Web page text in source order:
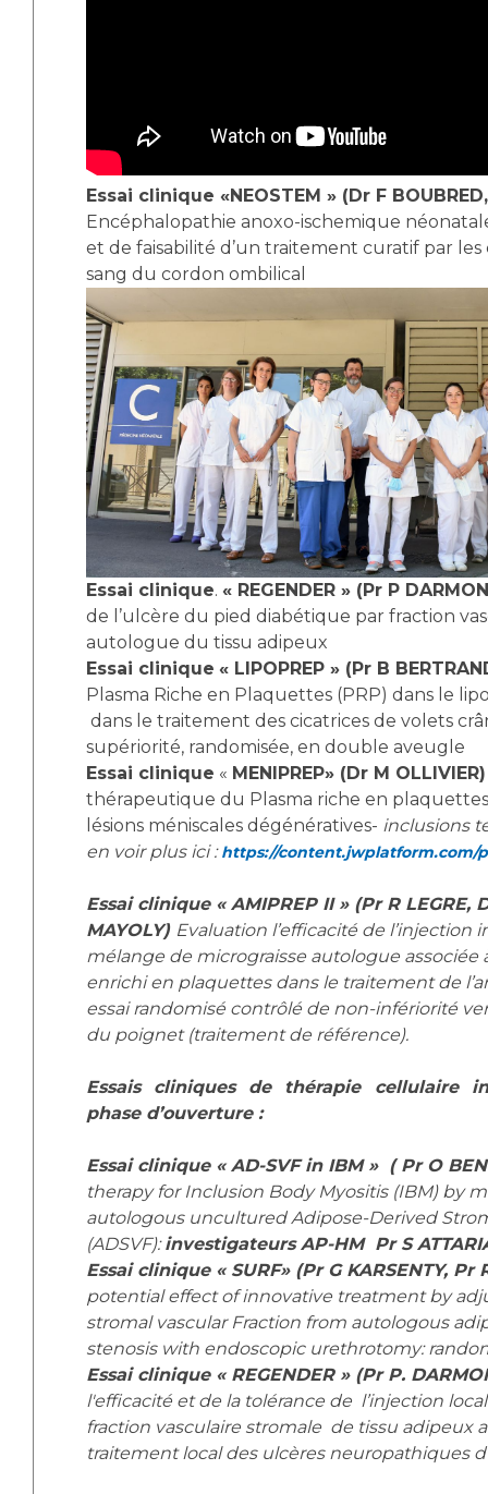
Essai clinique «NEOSTEM » (Dr F
Encéphalopathie anoxo-ischemique
et de faisabilité d’un traitement curatif par
sang du cordon ombilical
Essai clinique. « REGENDER » (Pr P
de l’ulcère du pied diabétique par fraction
autologue du tissu adipeux
Essai clinique « LIPOPREP » (Pr B
Plasma Riche en Plaquettes (PRP) dans le
dans le traitement des cicatrices de volets
supériorité, randomisée, en double aveugle
Essai clinique « MENIPREP» (Dr M
thérapeutique du Plasma riche en
lésions méniscales dégénératives- inclusions
en voir plus ici :https://content.jwplatform.com/
Essai clinique « AMIPREP II » (Pr R LEGRE,
MAYOLY) Evaluation l’efficacité de l’injection
mélange de micrograisse autologue associée
enrichi en plaquettes dans le traitement de
essai randomisé contrôlé de non-infériorité
du poignet (traitement de référence).
Essais cliniques de thérapie cellulaire
phase d’ouverture :
Essai clinique « AD-SVF in IBM » ( Pr O
therapy for Inclusion Body Myositis (IBM) by
autologous uncultured Adipose-Derived
(ADSVF):investigateurs AP-HM Pr S
Essai clinique « SURF» (Pr G KARSENTY, Pr
potential effect of innovative treatment by
stromal vascular Fraction from autologous
stenosis with endoscopic urethrotomy:
Essai clinique « REGENDER » (Pr P.
l'efficacité et de la tolérance de l’injection
fraction vasculaire stromale de tissu adipeux
traitement local des ulcères neuropathiques